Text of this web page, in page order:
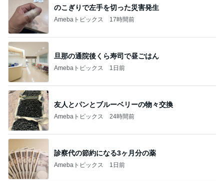
のこぎりで左手を切った災害発生
Amebaトピックス 17時間前
旦那の通院後くら寿司で昼ごはん
Amebaトピックス 1日前
友人とパンとブルーベリーの物々交換
Amebaトピックス 24時間前
診察代の節約になる3ヶ月分の薬
Amebaトピックス 1日前